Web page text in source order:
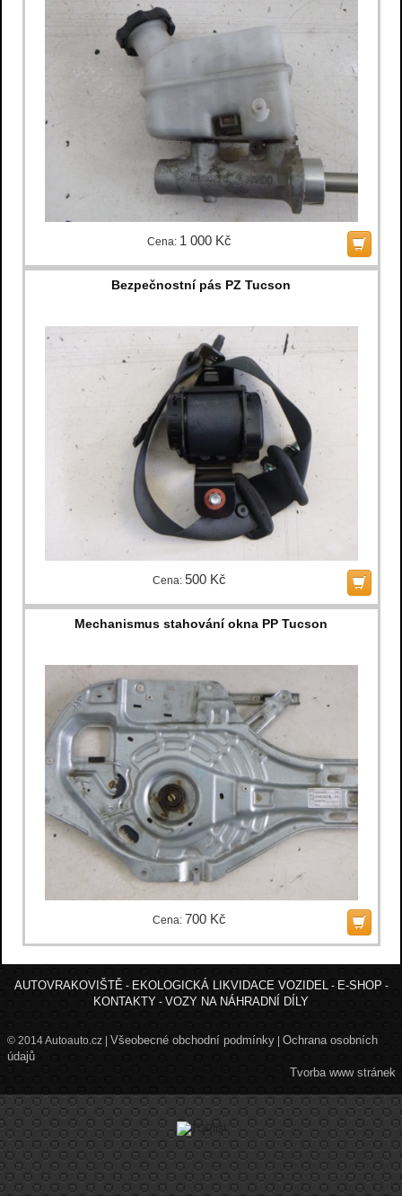
Cena: 1 000 Kč
Bezpečnostní pás PZ Tucson
Cena: 500 Kč
Mechanismus stahování okna PP Tucson
Cena: 700 Kč
AUTOVRAKOVIŠTĚ- EKOLOGICKÁ LIKVIDACE VOZIDEL- E-SHOP -
KONTAKTY - VOZY NA NÁHRADNÍ DÍLY
© 2014 Autoauto.cz | Všeobecné obchodní podmínky| Ochrana osobních
údajů
Tvorba www stránek